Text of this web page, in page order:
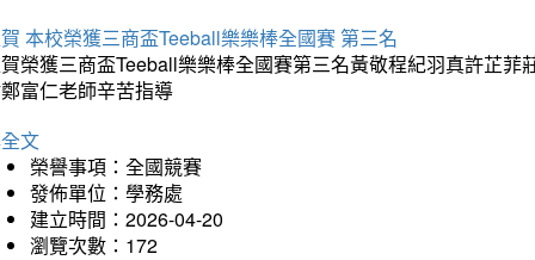
本校榮獲三商盃Teeball樂樂棒全國賽 第三名
榮獲三商盃Teeball樂樂棒全國賽第三名黃敬程紀羽真許芷
富仁老師辛苦指導
文
榮譽事項：全國競賽
發佈單位：學務處
建立時間：2026-04-20
瀏覽次數：172